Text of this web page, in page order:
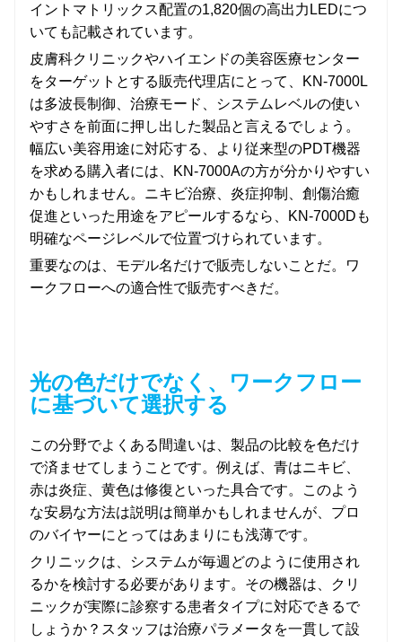
イントマトリックス配置の1,820個の高出力LEDにつ
いても記載されています。
皮膚科クリニックやハイエンドの美容医療センター
をターゲットとする販売代理店にとって、KN-7000L
は多波長制御、治療モード、システムレベルの使い
やすさを前面に押し出した製品と言えるでしょう。
幅広い美容用途に対応する、より従来型のPDT機器
を求める購入者には、KN-7000Aの方が分かりやすい
かもしれません。ニキビ治療、炎症抑制、創傷治癒
促進といった用途をアピールするなら、KN-7000Dも
明確なページレベルで位置づけられています。
重要なのは、モデル名だけで販売しないことだ。ワ
ークフローへの適合性で販売すべきだ。
光の色だけでなく、ワークフロー
に基づいて選択する
この分野でよくある間違いは、製品の比較を色だけ
で済ませてしまうことです。例えば、青はニキビ、
赤は炎症、黄色は修復といった具合です。このよう
な安易な方法は説明は簡単かもしれませんが、プロ
のバイヤーにとってはあまりにも浅薄です。
クリニックは、システムが毎週どのように使用され
るかを検討する必要があります。その機器は、クリ
ニックが実際に診察する患者タイプに対応できるで
しょうか？スタッフは治療パラメータを一貫して設